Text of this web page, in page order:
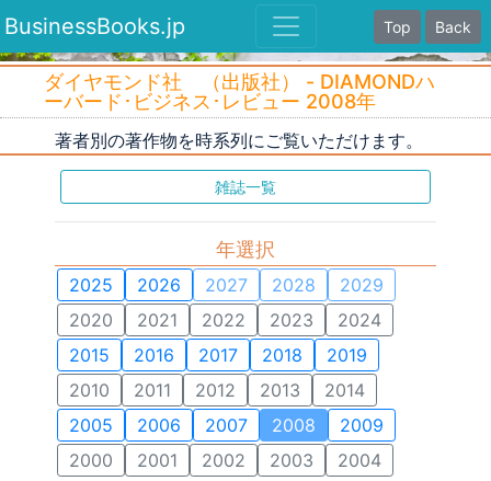
BusinessBooks.jp Top Back
ダイヤモンド社 （出版社） - DIAMONDハ
ーバード･ビジネス･レビュー 2008年
著者別の著作物を時系列にご覧いただけます。
雑誌一覧
年選択
2025 2026 2027 2028
2029
2020
2021 2022 2023
2024
2015
2016 2017 2018
2019
2010
2011 2012 2013
2014
2005
2006 2007 2008
2009
2000
2001 2002 2003 2004